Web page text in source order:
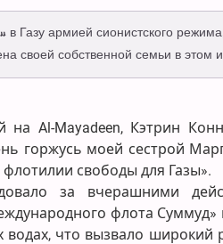
Газу армией сионистского
своей собственной семьи в этом
Al-Mayadeen, Кэтрин
горжусь моей сестрой
свободы для Газы».
за вчерашними
флота Суммуд»
что вызвало широкий